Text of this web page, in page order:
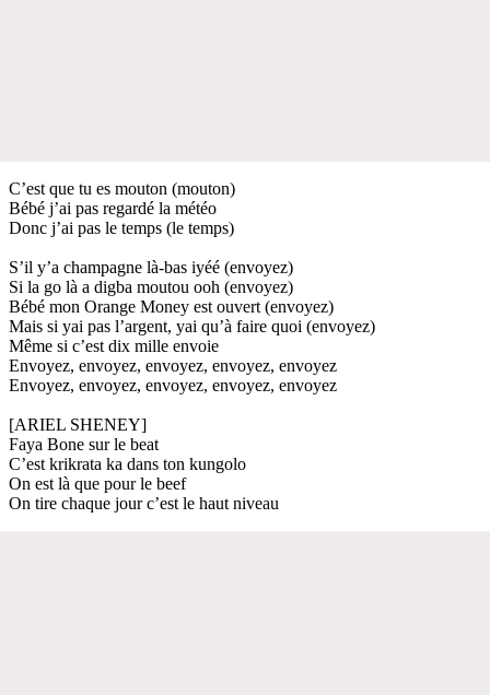
C’est que tu es mouton (mouton)
Bébé j’ai pas regardé la météo
Donc j’ai pas le temps (le temps)
S’il y’a champagne là-bas iyéé (envoyez)
Si la go là a digba moutou ooh (envoyez)
Bébé mon Orange Money est ouvert (envoyez)
Mais si yai pas l’argent, yai qu’à faire quoi (envoyez)
Même si c’est dix mille envoie
Envoyez, envoyez, envoyez, envoyez, envoyez
Envoyez, envoyez, envoyez, envoyez, envoyez
[ARIEL SHENEY]
Faya Bone sur le beat
C’est krikrata ka dans ton kungolo
On est là que pour le beef
On tire chaque jour c’est le haut niveau